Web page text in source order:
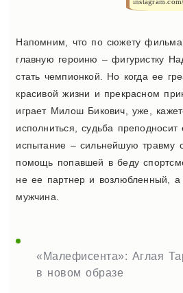
Напомним, что по сюжету фильма
главную героиню – фигуристку
стать чемпионкой. Но когда ее
красивой жизни и прекрасном
играет Милош Бикович, уже,
исполниться, судьба
испытание – сильнейшую травму
помощь попавшей в беду
не ее партнер и возлюбленный, а
мужчина.
«Малефисента»: Аглая
в новом образе